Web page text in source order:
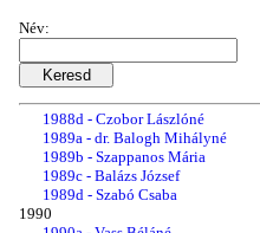
Név:1987c - dr. Horváth Józsefné
1987d - dr. Rónai Ferencné
1988a - Vargáné Somlai Márta
1988b - Czobor László
1988c - Babiczky Miklós
1988d - Czobor Lászlóné
1989a - dr. Balogh Mihályné
1989b - Szappanos Mária
1989c - Balázs József
1989d - Szabó Csaba
1990